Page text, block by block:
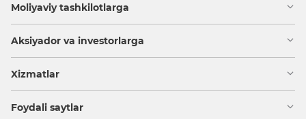
Moliyaviy tashkilotlarga
Aksiyador va investorlarga
Xizmatlar
Foydali saytlar